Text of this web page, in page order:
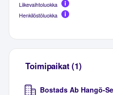
Liikevaihtoluokka
Henkilöstöluokka
Toimipaikat (1)
Bostads Ab Hangö-